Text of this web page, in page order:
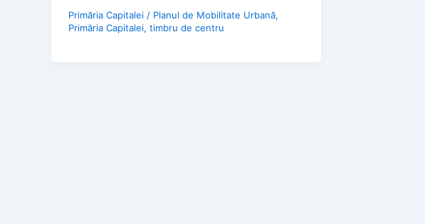
Primăria Capitalei / Planul de Mobilitate Urbană,
Primăria Capitalei, timbru de centru